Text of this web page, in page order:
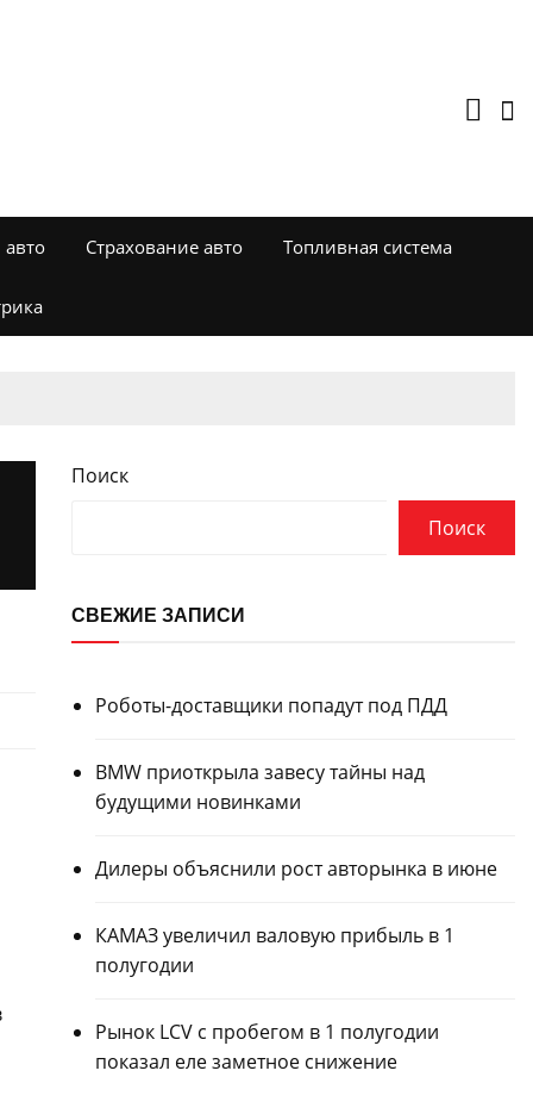
Страхование авто Топливная система
Поиск
Поиск
СВЕЖИЕ ЗАПИСИ
Роботы-доставщики попадут под ПДД
BMW приоткрыла завесу тайны над
будущими новинками
Дилеры объяснили рост авторынка в июне
КАМАЗ увеличил валовую прибыль в 1
полугодии
Рынок LCV с пробегом в 1 полугодии
показал еле заметное снижение